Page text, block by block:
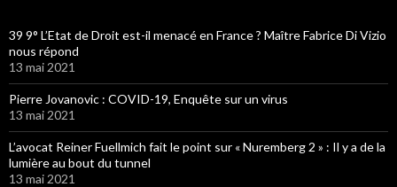
39 9° L’Etat de Droit est-il menacé en France ? Maître Fabrice Di Vizio
nous répond
13 mai 2021
Pierre Jovanovic : COVID-19, Enquête sur un virus
13 mai 2021
L’avocat Reiner Fuellmich fait le point sur « Nuremberg 2 » : Il y a de la
lumière au bout du tunnel
13 mai 2021